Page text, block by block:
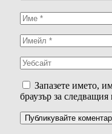
Запазете името,
браузър за